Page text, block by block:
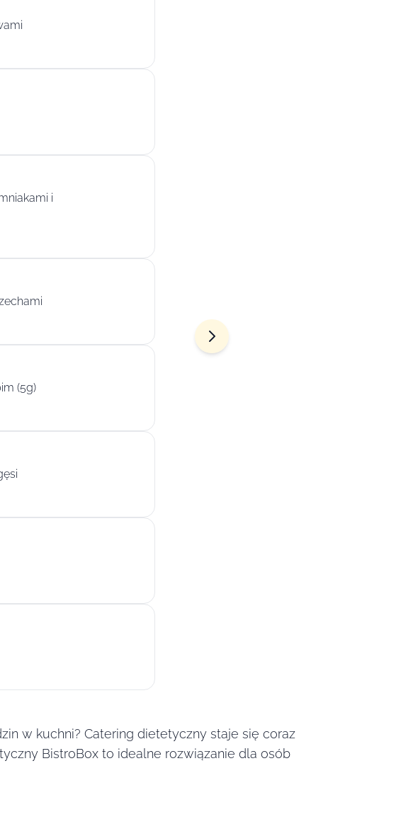
i
(5g)
w kuchni? Catering dietetyczny staje się coraz
BistroBox to idealne rozwiązanie dla osób